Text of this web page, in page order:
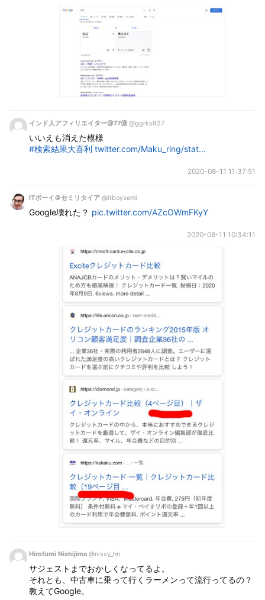
インド人アフィリエイター@77億 @ggrks927
いいえも消えた模様
#検索結果大喜利 twitter.com/Maku_ring/stat…
2020-08-11 11:37:51
ITボーイ＠セミリタイア @itboysemi
Google壊れた？ pic.twitter.com/AZcOWmFKyY
2020-08-11 10:34:11
Hirofumi Nishijima @nissy_hn
サジェストまでおかしくなってるよ。
それとも、中古車に乗って行くラーメンって流行ってるの？
教えてGoogle。